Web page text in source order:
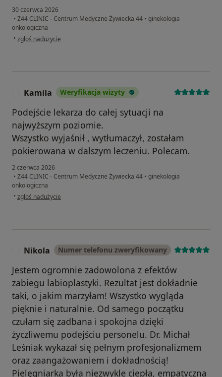
30 czerwca 2026
• Z44 CLINIC - Centrum Medyczne Żywiecka 44 • ginekologia
onkologiczna
• w opinii użytkownika Teresa
zgłoś nadużycie
Kamila Weryfikacja wizyty
Podejście lekarza do całej sytuacji na
najwyższym poziomie.
Wszystko wyjaśnił , wytłumaczył, zostałam
pokierowana w dalszym leczeniu. Polecam.
2 czerwca 2026
• Z44 CLINIC - Centrum Medyczne Żywiecka 44 • ginekologia
onkologiczna
• w opinii użytkownika Kamila
zgłoś nadużycie
Nikola Numer telefonu zweryfikowany
Jestem ogromnie zadowolona z efektów
zabiegu labioplastyki. Rezultat jest dokładnie
taki, o jakim marzyłam! Wszystko wygląda
pięknie i naturalnie. Od samego początku
czułam się zadbana i spokojna dzięki
życzliwemu podejściu personelu. Dr. Michał
Leśniak wykazał się pełnym profesjonalizmem
oraz zaangażowaniem i dokładnością!
Pielęgniarka była niezwykle ciepła, empatyczna